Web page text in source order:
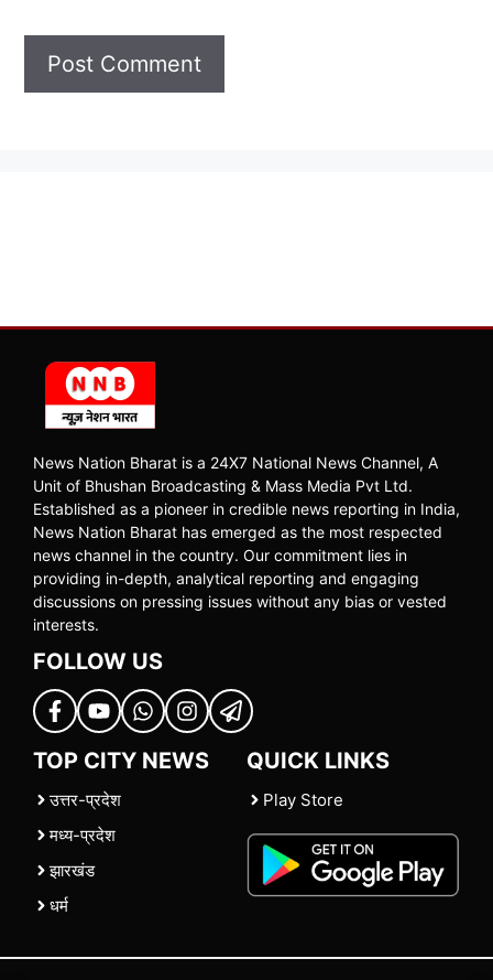
News Nation Bharat is a 24X7 National News Channel, A
Unit of Bhushan Broadcasting & Mass Media Pvt Ltd.
Established as a pioneer in credible news reporting in India,
News Nation Bharat has emerged as the most respected
news channel in the country. Our commitment lies in
providing in-depth, analytical reporting and engaging
discussions on pressing issues without any bias or vested
interests.
FOLLOW US
TOP CITY NEWS
उत्तर-प्रदेश
मध्य-प्रदेश
झारखंड
धर्म
QUICK LINKS
Play Store